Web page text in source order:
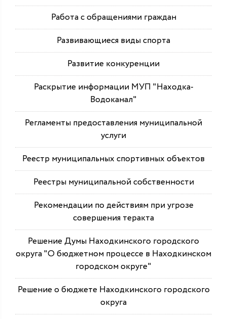
Работа с обращениями граждан
Развивающиеся виды спорта
Развитие конкуренции
Раскрытие информации МУП "Находка-
Водоканал"
Регламенты предоставления муниципальной
услуги
Реестр муниципальных спортивных объектов
Реестры муниципальной собственности
Рекомендации по действиям при угрозе
совершения теракта
Решение Думы Находкинского городского
округа "О бюджетном процессе в Находкинском
городском округе"
Решение о бюджете Находкинского городского
округа